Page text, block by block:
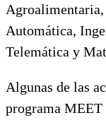
Automática,
Telemática y
Algunas de las
programa MEET